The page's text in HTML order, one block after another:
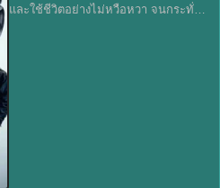
และใช้ชีวิตอย่างไม่หวือหวา จนกระทั่ง